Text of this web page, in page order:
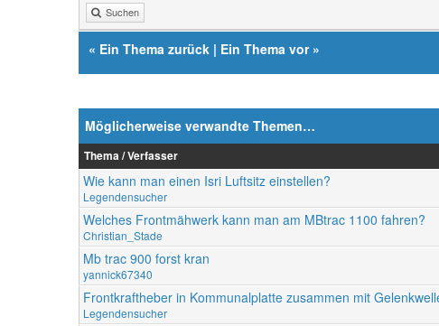
Suchen
« Ein Thema zurück | Ein Thema vor»
Möglicherweise verwandte Themen…
Thema / Verfasser
Wie kann man einen Isri Luftsitz einstellen?
Legendensucher
Welches Frontmähwerk kann man am MBtrac 1100 fahren?
Christian_Stade
Mb trac 900 forst kran
yannick67340
Frontkraftheber in Kommunalplatte zusammen mit
Legendensucher